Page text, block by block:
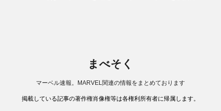
まべそく
マーベル速報。MARVEL関連の情報をまとめております
掲載している記事の著作権肖像権等は各権利所有者に帰属します。